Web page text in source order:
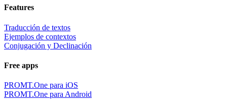
Features
Traducción de textos
Ejemplos de contextos
Conjugación y Declinación
Free apps
PROMT.One para iOS
PROMT.One para Android